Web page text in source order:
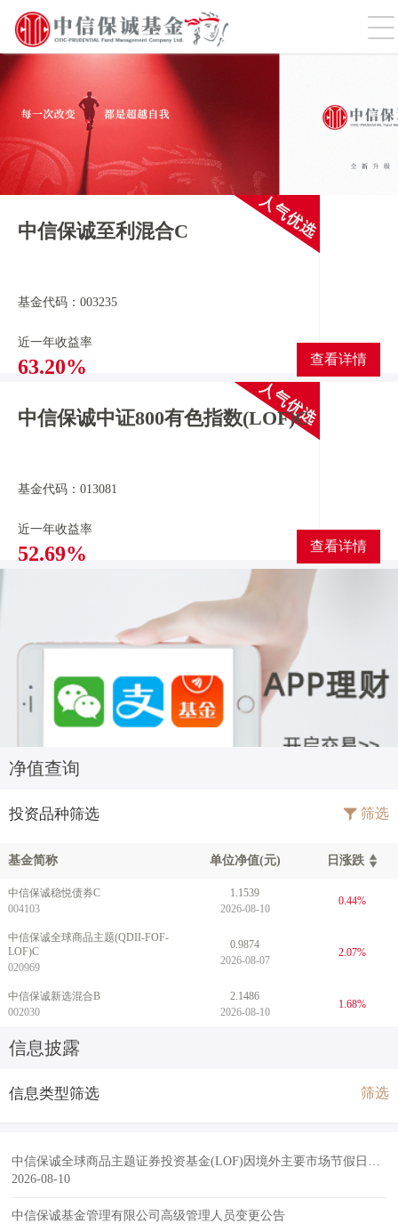
中信保诚至利混合C
基金代码：003235
近一年收益率
63.20% 查看详情
中信保诚中证800有色指数(LOF)C
基金代码：013081
近一年收益率
52.69% 查看详情
净值查询
投资品种筛选 筛选
基金简称 单位净值(元) 日涨跌
中信保诚稳悦债券C
004103
1.1539
2026-08-10
0.44%
中信保诚全球商品主题(QDII-FOF-
LOF)C
020969
0.9874
2026-08-07
2.07%
中信保诚新选混合B
002030
2.1486
2026-08-10
1.68%
信息披露
信息类型筛选 筛选
中信保诚全球商品主题证券投资基金(LOF)因境外主要市场节假日暂停申赎及定投业务的公告
2026-08-10
中信保诚基金管理有限公司高级管理人员变更公告